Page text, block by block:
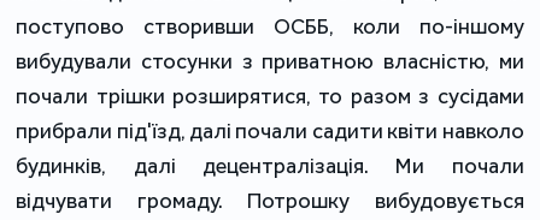
поступово створивши ОСББ, коли по-іншому
вибудували стосунки з приватною власністю, ми
почали трішки розширятися, то разом з сусідами
прибрали під'їзд, далі почали садити квіти навколо
будинків, далі децентралізація. Ми почали
відчувати громаду. Потрошку вибудовується